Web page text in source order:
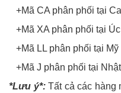
+Mã CA phân phối tại
+Mã XA phân phối tại Úc
+Mã LL phân phối tại Mỹ
+Mã J phân phối tại
*Lưu ý*:Tất cả các hàng